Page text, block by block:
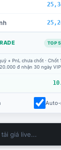
TOP
+ PnL chưa chốt · Chốt
đ nhận 30 ngày VIP
Auto-
giá live...